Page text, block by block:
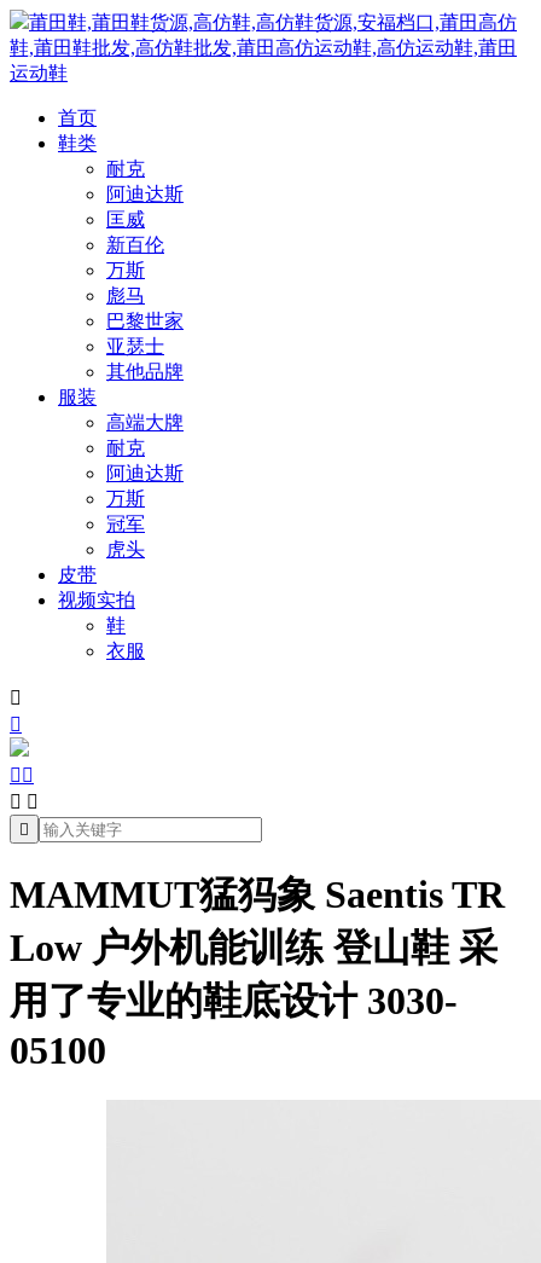
莆田鞋,莆田鞋货源,高仿鞋,高仿鞋货源,安福档口,莆田高仿
鞋,莆田鞋批发,高仿鞋批发,莆田高仿运动鞋,高仿运动鞋,莆田
运动鞋
首页
鞋类
耐克
阿迪达斯
匡威
新百伦
万斯
彪马
巴黎世家
亚瑟士
其他品牌
服装
高端大牌
耐克
阿迪达斯
万斯
冠军
虎头
皮带
视频实拍
鞋
衣服


 
 

MAMMUT猛犸象 Saentis TR
Low 户外机能训练 登山鞋 采
用了专业的鞋底设计 3030-
05100